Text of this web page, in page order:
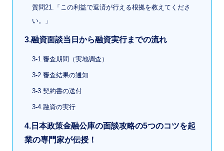
質問21.「この利益で返済が行える根拠を教えてくださ
い。」
3.融資面談当日から融資実行までの流れ
3-1.審査期間（実地調査）
3-2.審査結果の通知
3-3.契約書の送付
3-4.融資の実行
4.日本政策金融公庫の面談攻略の5つのコツを起
業の専門家が伝授！